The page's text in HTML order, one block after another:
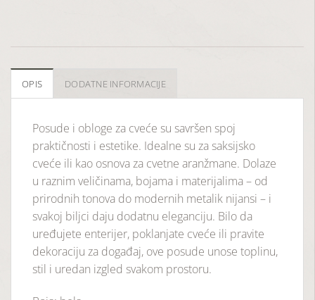
OPIS DODATNE INFORMACIJE
Posude i obloge za cveće su savršen spoj
praktičnosti i estetike. Idealne su za saksijsko
cveće ili kao osnova za cvetne aranžmane. Dolaze
u raznim veličinama, bojama i materijalima – od
prirodnih tonova do modernih metalik nijansi – i
svakoj biljci daju dodatnu eleganciju. Bilo da
uređujete enterijer, poklanjate cveće ili pravite
dekoraciju za događaj, ove posude unose toplinu,
stil i uredan izgled svakom prostoru.